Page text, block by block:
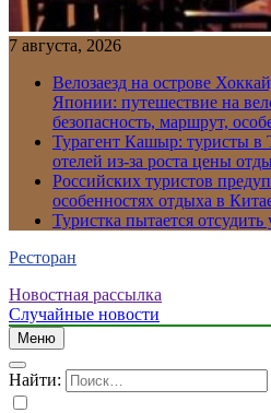
7 августа, 2026
Велозаезд на острове
Японии: путешествие на
безопасность, маршрут,
Турагент Кашыр: туристы в
отелей из-за роста цены
Российских туристов
особенностях отдыха в
Туристка пытается
Ресторан
Новостная рассылка
Случайные новости
Меню
Найти: